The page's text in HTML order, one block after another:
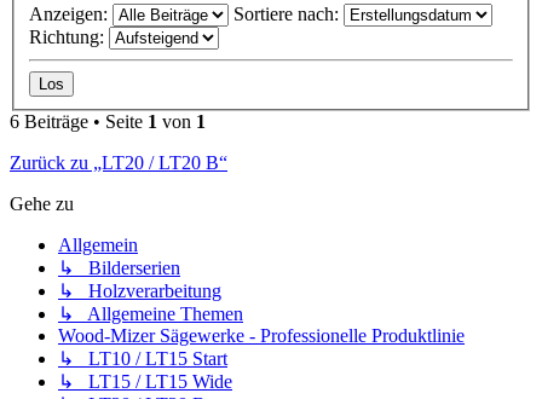
Anzeigen:
Sortiere nach:
Richtung:
6 Beiträge • Seite 1 von 1
Zurück zu „LT20 / LT20 B“
Gehe zu
Allgemein
↳ Bilderserien
↳ Holzverarbeitung
↳ Allgemeine Themen
Wood-Mizer Sägewerke - Professionelle Produktlinie
↳ LT10 / LT15 Start
↳ LT15 / LT15 Wide